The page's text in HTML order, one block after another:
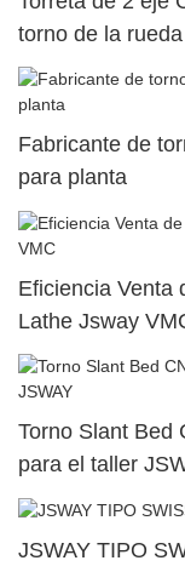
torno de la
Fabricante de
para planta
Eficiencia Venta
Lathe Jsway
Torno Slant Bed
para el taller
JSWAY TIPO